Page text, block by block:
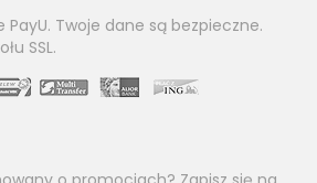
PayU. Twoje dane są bezpieczne.
SSL.